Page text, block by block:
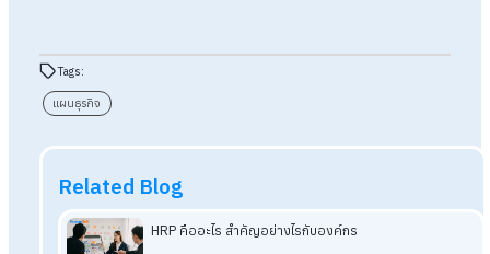
หมายที่ชัดเจน และประโยชน์ที่จะเกิดจากธุรกิจนี้ ก็จะสามารถขอแ
เงินทุนมาพัฒนาธุรกิจได้ง่ายขึ้น
สรุปการวางแผนธุรกิจในปี 2024 ยัง
จำเป็นอยู่ไหม ?